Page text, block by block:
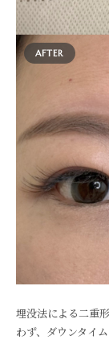
AFTER
埋没法による二重
わず、ダウンタイ